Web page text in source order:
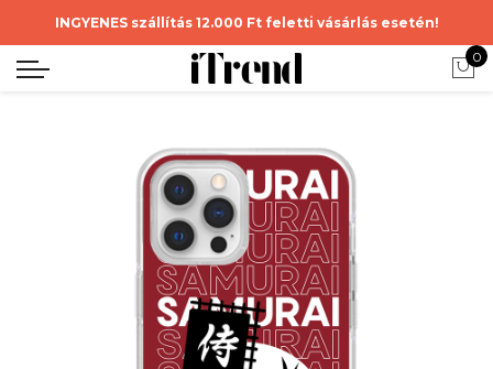
INGYENES szállítás 12.000 Ft feletti vásárlás esetén!
0